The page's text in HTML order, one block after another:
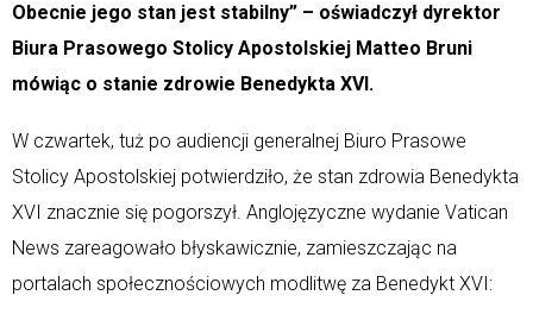
Obecnie jego stan jest stabilny” – oświadczył dyrektor
Biura Prasowego Stolicy Apostolskiej Matteo Bruni
mówiąc o stanie zdrowie Benedykta XVI.
W czwartek, tuż po audiencji generalnej Biuro Prasowe
Stolicy Apostolskiej potwierdziło, że stan zdrowia Benedykta
XVI znacznie się pogorszył. Anglojęzyczne wydanie Vatican
News zareagowało błyskawicznie, zamieszczając na
portalach społecznościowych modlitwę za Benedykt XVI: